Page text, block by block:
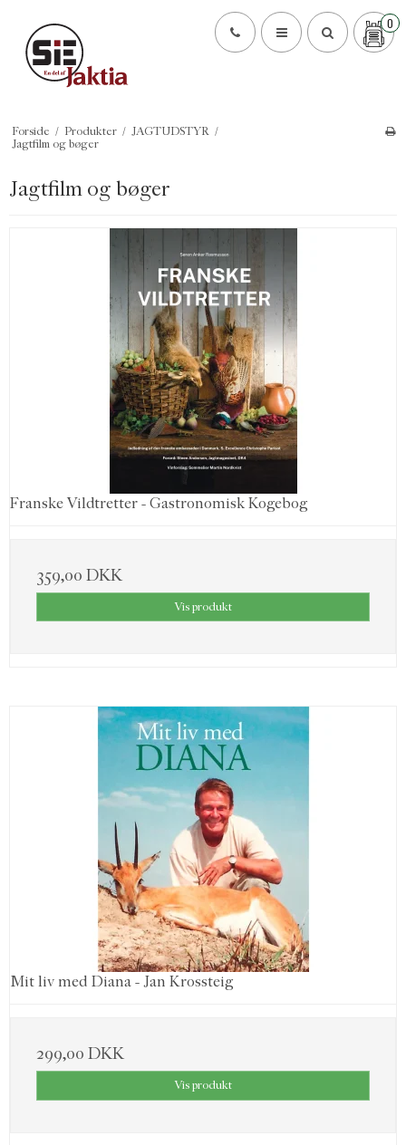
0
Forside / Produkter / JAGTUDSTYR /
Jagtfilm og bøger
Jagtfilm og bøger
Franske Vildtretter - Gastronomisk Kogebog
359,00 DKK
Vis produkt
Mit liv med Diana - Jan Krossteig
299,00 DKK
Vis produkt